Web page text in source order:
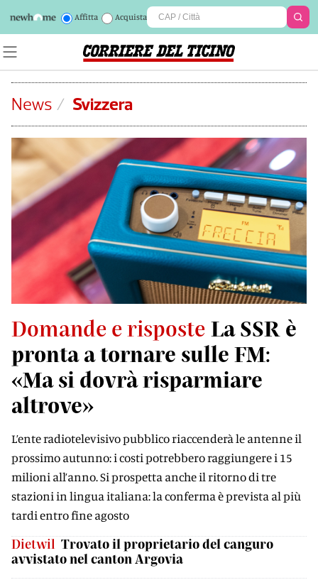
Affitta Acquista
News / Svizzera
Domande e risposte La SSR è
pronta a tornare sulle FM:
«Ma si dovrà risparmiare
altrove»
L’ente radiotelevisivo pubblico riaccenderà le antenne il
prossimo autunno: i costi potrebbero raggiungere i 15
milioni all’anno. Si prospetta anche il ritorno di tre
stazioni in lingua italiana: la conferma è prevista al più
tardi entro fine agosto
Dietwil Trovato il proprietario del canguro
avvistato nel canton Argovia